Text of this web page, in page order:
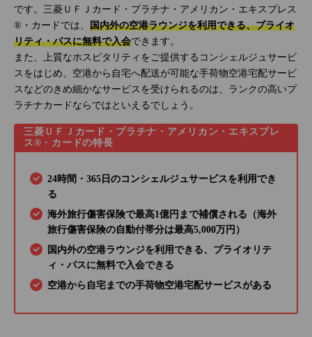
です。三菱ＵＦＪカード・プラチナ・アメリカン・エキスプレス
®・カードでは、 国内外の空港ラウンジを利用できる、プライオ
リティ・パスに無料で入会できます。
また、上質なホスピタリティをご提供するコンシェルジュサービ
スをはじめ、空港から自宅へ配送が可能な手荷物空港宅配サービ
スなどのきめ細かなサービスを受けられるのは、ランクの高いプ
ラチナカードならではといえるでしょう。
三菱ＵＦＪカード・プラチナ・アメリカン・エキスプレ
ス®・カードの特長
24時間・365日のコンシェルジュサービスを利用でき
る
海外旅行傷害保険で最高1億円まで補償される（海外
旅行傷害保険の自動付帯分は最高5,000万円）
国内外の空港ラウンジを利用できる、プライオリテ
ィ・パスに無料で入会できる
空港から自宅までの手荷物空港宅配サービスがある